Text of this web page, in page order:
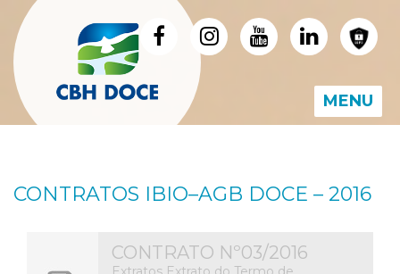
MENU
CONTRATOS IBIO–AGB DOCE – 2016
CONTRATO Nº03/2016